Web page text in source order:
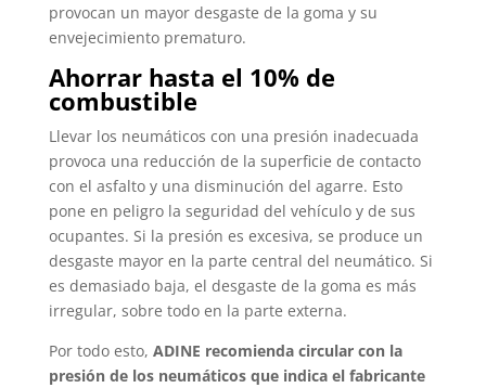
provocan un mayor desgaste de la goma y su
envejecimiento prematuro.
Ahorrar hasta el 10% de
combustible
Llevar los neumáticos con una presión inadecuada
provoca una reducción de la superficie de contacto
con el asfalto y una disminución del agarre. Esto
pone en peligro la seguridad del vehículo y de sus
ocupantes. Si la presión es excesiva, se produce un
desgaste mayor en la parte central del neumático. Si
es demasiado baja, el desgaste de la goma es más
irregular, sobre todo en la parte externa.
Por todo esto, ADINE recomienda circular con la
presión de los neumáticos que indica el fabricante